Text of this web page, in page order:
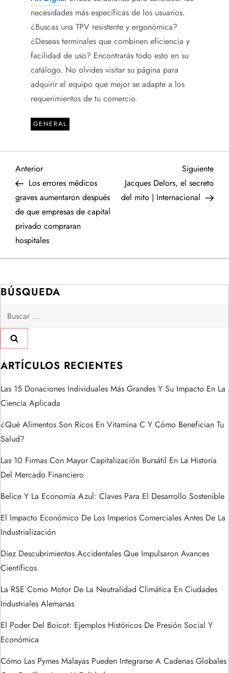
necesidades más específicas de los usuarios.
¿Buscas una TPV resistente y ergonómica?
¿Deseas terminales que combinen eficiencia y
facilidad de uso? Encontrarás todo esto en su
catálogo. No olvides visitar su página para
adquirir el equipo que mejor se adapte a los
requerimientos de tu comercio.
GENERAL
N
a
v
e
a
c
i
ó
n
d
e
e
n
t
r
a
d
a
s
Entrada
anterior
Anterior
Los errores médicos
graves aumentaron después
de que empresas de capital
privado compraran
hospitales
Siguiente
Jacques Delors, el secreto
del mito | Internacional
BÚSQUEDA
Buscar:
ARTÍCULOS RECIENTES
Las 15 Donaciones Individuales Más Grandes Y Su Impacto En La
Ciencia Aplicada
¿Qué Alimentos Son Ricos En Vitamina C Y Cómo Benefician Tu
Salud?
Las 10 Firmas Con Mayor Capitalización Bursátil En La Historia
Del Mercado Financiero
Belice Y La Economía Azul: Claves Para El Desarrollo Sostenible
El Impacto Económico De Los Imperios Comerciales Antes De La
Industrialización
Diez Descubrimientos Accidentales Que Impulsaron Avances
Científicos
La RSE Como Motor De La Neutralidad Climática En Ciudades
Industriales Alemanas
El Poder Del Boicot: Ejemplos Históricos De Presión Social Y
Económica
Cómo Las Pymes Malayas Pueden Integrarse A Cadenas Globales